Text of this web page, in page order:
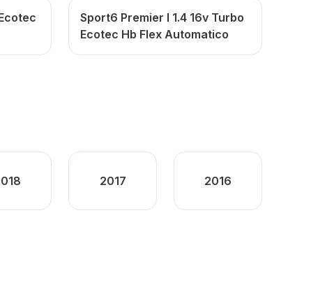
Sport6 Premier I 1.4 16v Turbo
Ecotec Hb Flex Automatico
2017 2016